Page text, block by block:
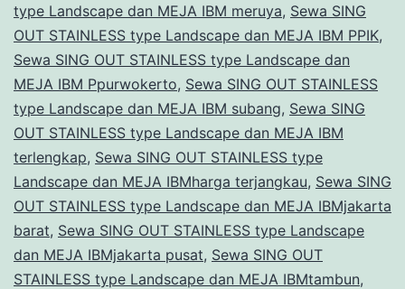
type Landscape dan MEJA IBM meruya, Sewa SING
OUT STAINLESS type Landscape dan MEJA IBM PPIK,
Sewa SING OUT STAINLESS type Landscape dan
MEJA IBM Ppurwokerto, Sewa SING OUT STAINLESS
type Landscape dan MEJA IBM subang, Sewa SING
OUT STAINLESS type Landscape dan MEJA IBM
terlengkap, Sewa SING OUT STAINLESS type
Landscape dan MEJA IBMharga terjangkau, Sewa SING
OUT STAINLESS type Landscape dan MEJA IBMjakarta
barat, Sewa SING OUT STAINLESS type Landscape
dan MEJA IBMjakarta pusat, Sewa SING OUT
STAINLESS type Landscape dan MEJA IBMtambun,